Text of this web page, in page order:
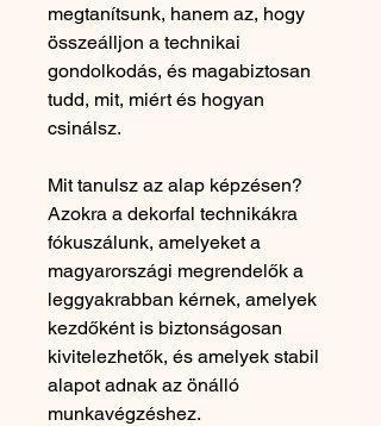
megtanítsunk, hanem az, hogy
összeálljon a technikai
gondolkodás, és magabiztosan
tudd, mit, miért és hogyan
csinálsz.
Mit tanulsz az alap képzésen?
Azokra a dekorfal technikákra
fókuszálunk, amelyeket a
magyarországi megrendelők a
leggyakrabban kérnek, amelyek
kezdőként is biztonságosan
kivitelezhetők, és amelyek stabil
alapot adnak az önálló
munkavégzéshez.